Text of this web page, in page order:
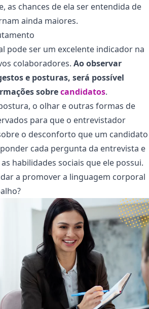
as chances de ela ser entendida de
ainda maiores.
pode ser um excelente indicador na
colaboradores. Ao observar
e posturas, será possível
sobrecandidatos.
o olhar e outras formas de
para que o entrevistador
o desconforto que um candidato
cada pergunta da entrevista e
habilidades sociais que ele possui.
a promover a linguagem corporal